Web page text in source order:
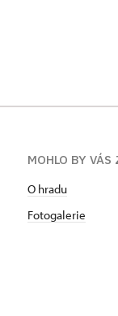
MOHLO BY
O hradu
Fotogalerie